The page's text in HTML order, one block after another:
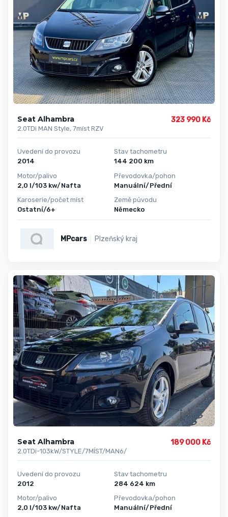
Seat Alhambra
2.0TDi MAN Style, 7míst RZV
323 990 Kč
Uvedení do provozu
2014
Motor/palivo
2,0 l/103 kw/Nafta
Karoserie/počet míst
Ostatní/6+
Stav tachometru
144 200 km
Převodovka/pohon
Manuální/Přední
Země původu
Německo
MPcars Plzeňský kraj
Seat Alhambra
2.0TDi-103kW/STYLE/7MÍST/MAN6/
189 000 Kč
Uvedení do provozu
2012
Motor/palivo
2,0 l/103 kw/Nafta
Stav tachometru
284 624 km
Převodovka/pohon
Manuální/Přední